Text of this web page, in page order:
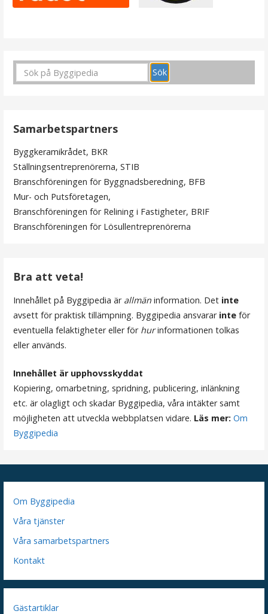
Samarbetspartners
Byggkeramikrådet, BKR
Ställningsentreprenörerna, STIB
Branschföreningen för Byggnadsberedning, BFB
Mur- och Putsföretagen,
Branschföreningen för Relining i Fastigheter, BRIF
Branschföreningen för Lösullentreprenörerna
Bra att veta!
Innehållet på Byggipedia är allmän information. Det inte
avsett för praktisk tillämpning. Byggipedia ansvarar inte för
eventuella felaktigheter eller för hurinformationen tolkas
eller används.
Innehållet är upphovsskyddat
Kopiering, omarbetning, spridning, publicering, inlänkning
etc. är olagligt och skadar Byggipedia, våra intäkter samt
möjligheten att utveckla webbplatsen vidare. Läs mer: Om
Byggipedia
Om Byggipedia
Våra tjänster
Våra samarbetspartners
Kontakt
Gästartiklar